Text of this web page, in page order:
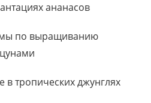
ананасов
по выращиванию
в тропических джунглях